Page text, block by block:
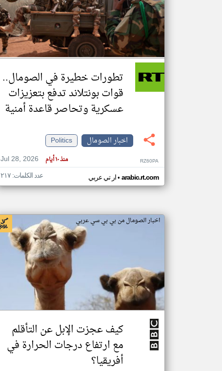
تطورات خطيرة في الصومال..
قوات بونتلاند تدفع بتعزيزات
عسكرية وتحاصر قاعدة أمنية
اخبار الصومال
Politics
Jul 28, 2026
منذ ١٠ أيام RZ60PA
ار تي عربي• arabic.rt.com عدد الكلمات: ٢١٧
اخبار الصومال من بي بي سي عربي
كيف عجزت الإبل عن التأقلم
مع ارتفاع درجات الحرارة في
أفريقيا؟